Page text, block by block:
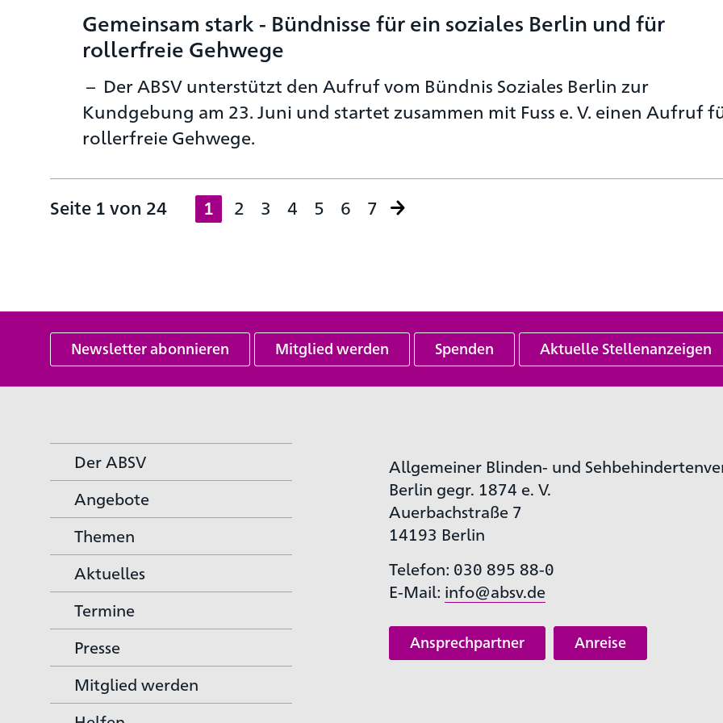
Gemeinsam stark - Bündnisse für ein soziales Berlin und für
rollerfreie Gehwege
Der ABSV unterstützt den Aufruf vom Bündnis Soziales Berlin zur
Kundgebung am 23. Juni und startet zusammen mit Fuss e. V. einen Aufruf
rollerfreie Gehwege.
Seite 1 von 24 1 2 3 4 5 6 7
Newsletter abonnieren Mitglied werden Spenden Aktuelle Stellenanzeigen
Der ABSV
Angebote
Themen
Aktuelles
Termine
Presse
Mitglied werden
Allgemeiner Blinden- und
Berlin gegr. 1874 e. V.
Auerbachstraße 7
14193 Berlin
Telefon: 030 895 88-0
E-Mail: info@absv.de
Ansprechpartner Anreise